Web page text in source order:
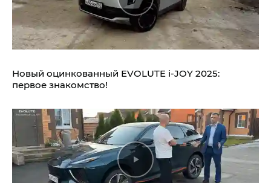
Новый оцинкованный EVOLUTE i‑JOY 2025:
первое знакомство!